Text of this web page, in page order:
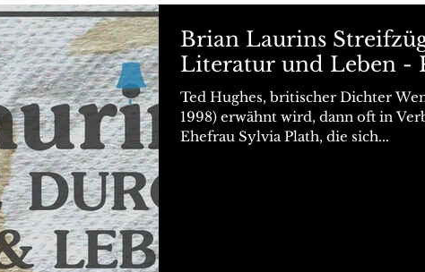
Brian Laurins
Literatur und Leben -
Ted Hughes, britischer Dichter
1998) erwähnt wird, dann oft in
Ehefrau Sylvia Plath, die sich...